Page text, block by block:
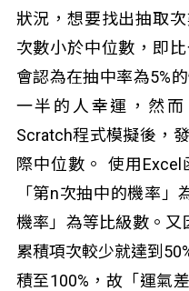
狀況，想要找出抽取
次數小於中位數，即
會認為在抽中率為5%
一半的人幸運，然
Scratch程式模擬後，
際中位數。 使用
「第n次抽中的機率
機率」為等比級數。又
累積項次較少就達到
積至100%，故「運氣